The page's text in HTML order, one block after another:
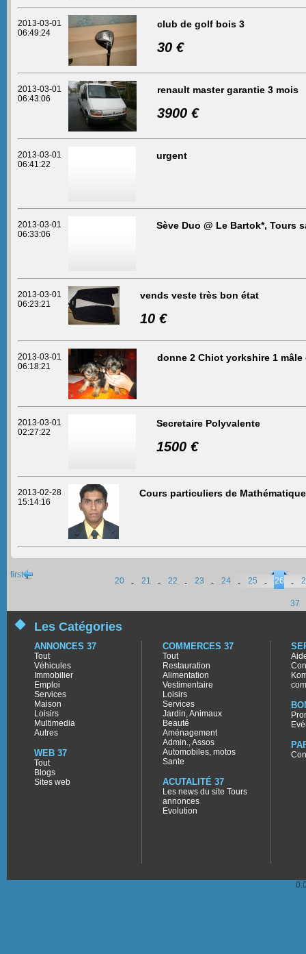
2013-03-01
06:49:24
club de golf bois 3
30 €
2013-03-01
06:43:06
renault master garantie 3 mois
3900 €
2013-03-01
06:41:22
urgent
2013-03-01
06:33:06
Sève Duo @ Le Bartok*, Tours
2013-03-01
06:23:21
vends veste très bon état
10 €
2013-03-01
06:18:21
donne 2 Chiot yorkshire 1 mâle
2013-03-01
02:27:22
Secretaire Polyvalente
1500 €
2013-02-28
15:14:16
Cours particuliers de
first
20 - 21 - 22 - 23 - 24 - 25 - 26 -
37
Les Catégories
ANNONCES 37
Tout
Véhicules
Immobilier
Emploi
Services
Maison
Loisirs
Multimedia
Autres
WEB 37
Tout
Blogs
Sites web
COMMERCES 37
Tout
Restauration
Alimentation
Vestimentaire
Loisirs
Services
Jardin, Animaux
Beauté
Aménagement
Admin., Assos
Automobiles, motos
Sante
ACUTALITÉ 37
Les news du site Tours
annonces
Evolution